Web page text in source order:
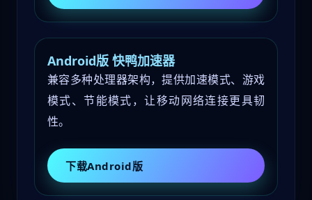
Android版 快鸭加速器
兼容多种处理器架构，提供加速模式、游戏
模式、节能模式，让移动网络连接更具韧
性。
下载Android版